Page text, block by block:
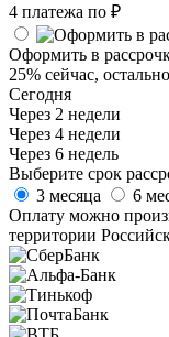
4 платежа по ₽
Оформить в
25% сейчас,
Сегодня
Через 2 недели
Через 4 недели
Через 6 недель
Выберите срок
3 месяца
6
Оплату можно
территории